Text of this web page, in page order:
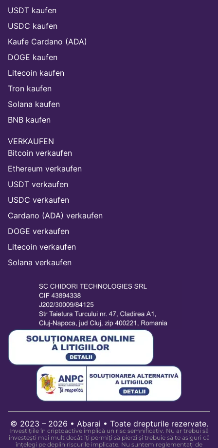
USDT kaufen
USDC kaufen
Kaufe Cardano (ADA)
DOGE kaufen
Litecoin kaufen
Tron kaufen
Solana kaufen
BNB kaufen
VERKAUFEN
Bitcoin verkaufen
Ethereum verkaufen
USDT verkaufen
USDC verkaufen
Cardano (ADA) verkaufen
DOGE verkaufen
Litecoin verkaufen
Solana verkaufen
© 2023 – 2026 • Abarai • Toate drepturile rezervate.
Investițiile în criptoactive implică un risc semnificativ. Nu ar trebui să
investești mai mult decât îți permiți să pierzi și trebuie să te asiguri că
înțelegi pe deplin riscurile implicate. Nu suntem reglementați de